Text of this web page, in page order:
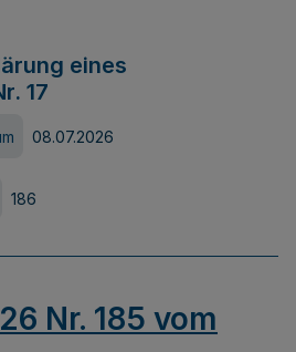
eines
17
08.07.2026
186
Nr. 185 vom